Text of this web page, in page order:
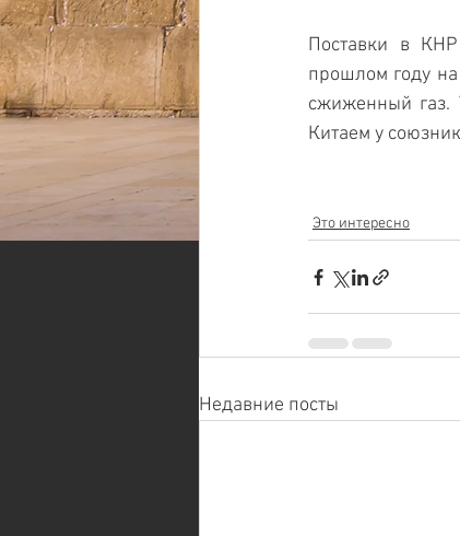
Поставки в КНР
прошлом году
сжиженный газ.
Китаем у
Это интересно
Недавние посты